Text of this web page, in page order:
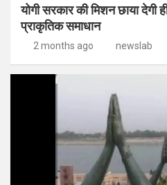
योगी सरकार की मिशन छाया देगी
प्राकृतिक समाधान
2 months ago newslab